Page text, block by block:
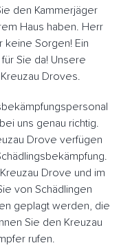
den Kammerjäger
Haus haben. Herr
keine Sorgen! Ein
Sie da! Unsere
Droves.
uns genau richtig.
Drove verfügen
Drove und im
von Schädlingen
geplagt werden, die
Sie den Kreuzau
rufen.